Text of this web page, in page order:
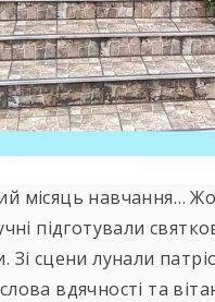
місяць навчання…
підготували
сцени лунали
вдячності та